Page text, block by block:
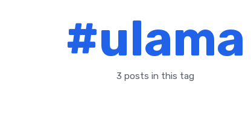
#ulama
3 posts in this tag